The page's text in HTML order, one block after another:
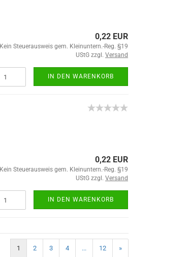
0,22 EUR
Kein Steuerausweis gem. Kleinuntern.-Reg. §19
UStG zzgl. Versand
IN DEN WARENKORB
0,22 EUR
Kein Steuerausweis gem. Kleinuntern.-Reg. §19
UStG zzgl. Versand
IN DEN WARENKORB
1 2 3 4 ... 12 »